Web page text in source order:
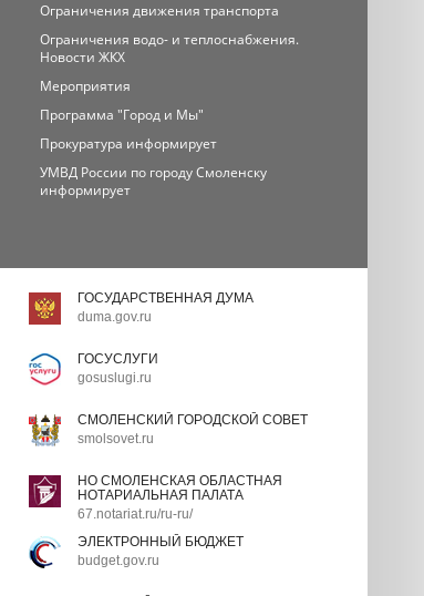
Ограничения движения транспорта
Ограничения водо- и теплоснабжения.
Новости ЖКХ
Мероприятия
Программа "Город и Мы"
Прокуратура информирует
УМВД России по городу Смоленску
информирует
ГОСУДАРСТВЕННАЯ ДУМА
duma.gov.ru
ГОСУСЛУГИ
gosuslugi.ru
СМОЛЕНСКИЙ ГОРОДСКОЙ СОВЕТ
smolsovet.ru
НО СМОЛЕНСКАЯ ОБЛАСТНАЯ
НОТАРИАЛЬНАЯ ПАЛАТА
67.notariat.ru/ru-ru/
ЭЛЕКТРОННЫЙ БЮДЖЕТ
budget.gov.ru